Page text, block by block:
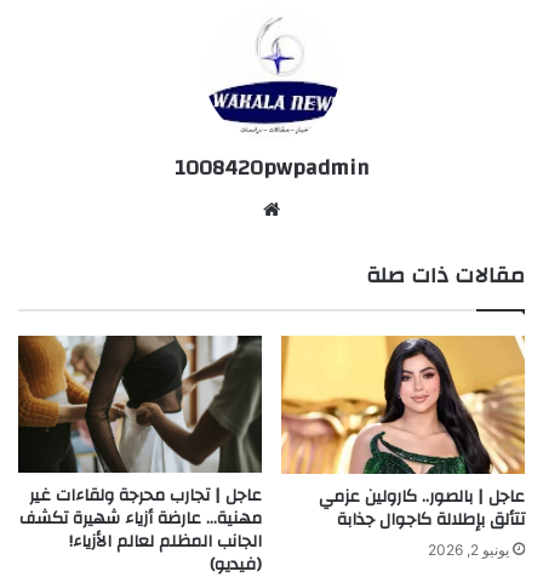
1008420pwpadmin
مقالات ذات صلة
عاجل | بالصور.. كارولين عزمي
تتألق بإطلالة كاجوال جذابة
يونيو 2, 2026
عاجل | تجارب محرجة ولقاءات غير
مهنية… عارضة أزياء شهيرة تكشف
الجانب المظلم لعالم الأزياء!
(فيديو)